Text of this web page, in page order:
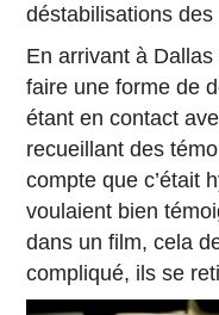
déstabilisations
En arrivant à Dallas
faire une forme de
étant en contact
recueillant des
compte que c’était
voulaient bien
dans un film, cela
compliqué, ils se